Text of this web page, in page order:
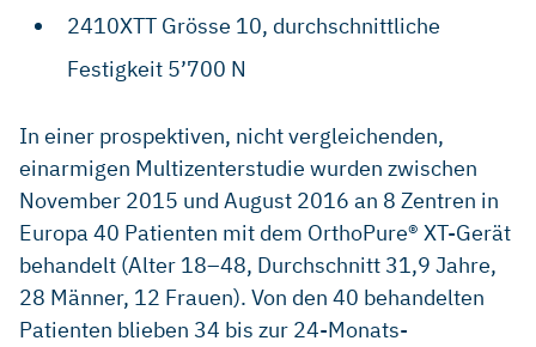
2410XTT Grösse 10, durchschnittliche
Festigkeit 5’700 N
In einer prospektiven, nicht vergleichenden,
einarmigen Multizenterstudie wurden zwischen
November 2015 und August 2016 an 8 Zentren in
Europa 40 Patienten mit dem OrthoPure® XT-Gerät
behandelt (Alter 18–48, Durchschnitt 31,9 Jahre,
28 Männer, 12 Frauen). Von den 40 behandelten
Patienten blieben 34 bis zur 24-Monats-